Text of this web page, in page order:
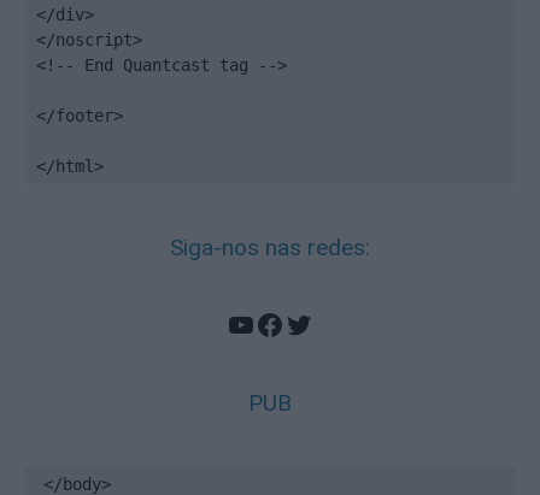
</div>
</noscript>
<!-- End Quantcast tag -->
</footer>
</html>
Siga-nos nas redes:
YouTube
Facebook
Twitter
PUB
</body>